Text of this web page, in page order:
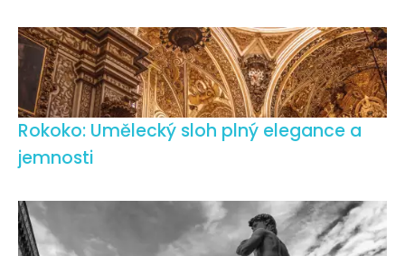
Rokoko: Umělecký sloh plný elegance a
jemnosti